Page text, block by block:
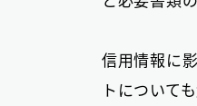
信用情報に
トについて